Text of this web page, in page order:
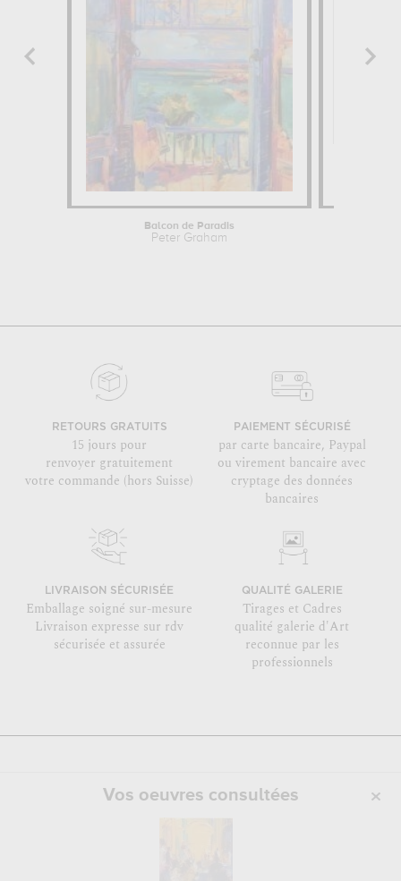
Balcon de Paradis
Peter Graham
RETOURS GRATUITS
15 jours pour
renvoyer gratuitement
votre commande (hors Suisse)
PAIEMENT SÉCURISÉ
par carte bancaire, Paypal
ou virement bancaire avec
cryptage des données
bancaires
LIVRAISON SÉCURISÉE
Emballage soigné sur-mesure
Livraison expresse sur rdv
sécurisée et assurée
QUALITÉ GALERIE
Tirages et Cadres
qualité galerie d'Art
reconnue par les
professionnels
Vos oeuvres consultées